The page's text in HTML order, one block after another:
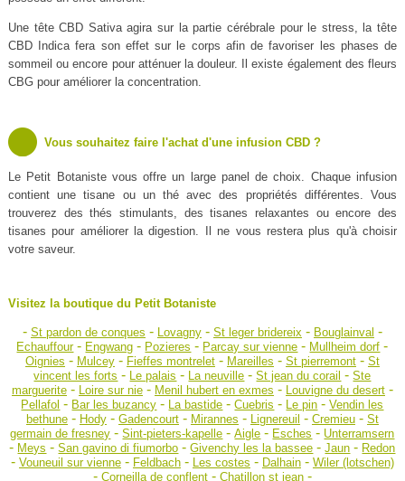
Une tête CBD Sativa agira sur la partie cérébrale pour le stress, la tête
CBD Indica fera son effet sur le corps afin de favoriser les phases de
sommeil ou encore pour atténuer la douleur. Il existe également des fleurs
CBG pour améliorer la concentration.
Vous souhaitez faire l'achat d'une infusion CBD ?
Le Petit Botaniste vous offre un large panel de choix. Chaque infusion
contient une tisane ou un thé avec des propriétés différentes. Vous
trouverez des thés stimulants, des tisanes relaxantes ou encore des
tisanes pour améliorer la digestion. Il ne vous restera plus qu'à choisir
votre saveur.
Visitez la boutique du Petit Botaniste
- St pardon de conques - Lovagny- St leger bridereix - Bouglainval -
Echauffour- Engwang - Pozieres - Parcay sur vienne - Mullheim dorf -
Oignies - Mulcey- Fieffes montrelet- Mareilles - St pierremont- St
vincent les forts - Le palais - La neuville -St jean du corail -Ste
marguerite- Loire sur nie- Menil hubert en exmes - Louvigne du desert-
Pellafol - Bar les buzancy - La bastide -Cuebris - Le pin -Vendin les
bethune- Hody- Gadencourt- Mirannes - Lignereuil - Cremieu- St
germain de fresney -Sint-pieters-kapelle -Aigle - Esches - Unterramsern
- Meys -San gavino di fiumorbo -Givenchy les la bassee -Jaun - Redon
- Vouneuil sur vienne- Feldbach- Les costes - Dalhain- Wiler (lotschen)
- Corneilla de conflent- Chatillon st jean-